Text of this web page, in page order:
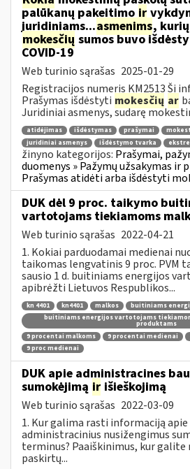
palūkanų pakeitimo ir
juridiniams...asmenims,
mokesčių sumos buvo
COVID-19
Web turinio sąrašas 2025-01-29
Registracijos numeris KM2513 Ši
Prašymas išdėstyti mokesčių ar
Juridiniai asmenys, sudarę
atidėjimas išdėstymas prašymai
juridiniai asmenys
išdėstymo tvarka
žinyno kategorijos: Prašymai,
duomenys » Pažymų užsakymas ir
Prašymas atidėti arba išdėstyti
DUK dėl 9 proc. taikymo
vartotojams tiekiamoms
Web turinio sąrašas 2022-04-21
1. Kokiai parduodamai medienai
taikomas lengvatinis 9 proc. PVM
sausio 1 d. buitiniams energijos
apibrėžti Lietuvos Respublikos...
kn 4401 kn4401 malkos
buitiniams
buitiniams energijos vartotojams
produktams
9 procentai malkoms
9 procentai medienai
9 proc medienai
DUK apie administracines
sumokėjimą ir išieškojimą
Web turinio sąrašas 2022-03-09
1. Kur galima rasti informaciją
administracinius nusižengimus
terminus? Paaiškinimus, kur
paskirtų...